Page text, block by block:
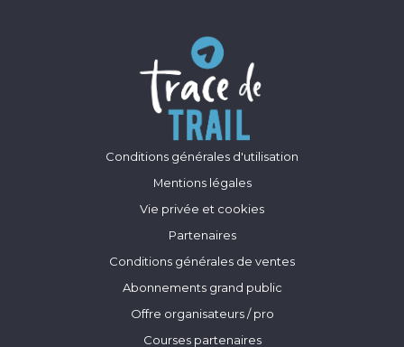
Conditions générales d'utilisation
Mentions légales
Vie privée et cookies
Partenaires
Conditions générales de ventes
Abonnements grand public
Offre organisateurs / pro
Courses partenaires